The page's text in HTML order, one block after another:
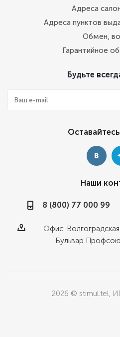
Адреса
Адреса пунктов
Обмен,
Гарантийное
Будьте
Наши
8 (800) 77 000 99
Офис:
Бульвар
2026 © stimul.tel,